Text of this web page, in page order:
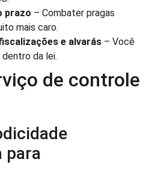
prazo – Combater pragas
mais caro.
e alvarás – Você
da lei.
de controle
para